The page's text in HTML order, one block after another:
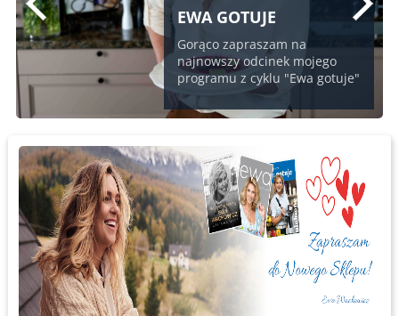
EWA GOTUJE
Gorąco zapraszam na
najnowszy odcinek mojego
programu z cyklu "Ewa gotuje"